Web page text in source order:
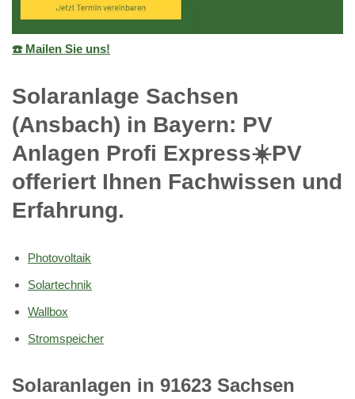
☎️ Mailen Sie uns!
Solaranlage Sachsen
(Ansbach) in Bayern: PV
Anlagen Profi Express☀️PV️
offeriert Ihnen Fachwissen und
Erfahrung.
Photovoltaik
Solartechnik
Wallbox
Stromspeicher
Solaranlagen in 91623 Sachsen